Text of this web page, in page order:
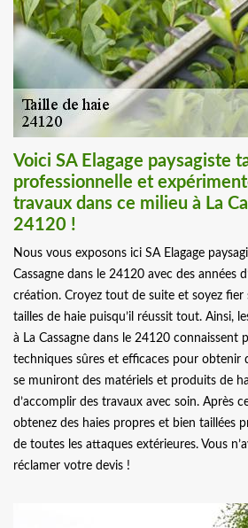
Voici SA Elagage paysagiste
professionnelle et
travaux dans ce milieu à La
24120 !
Nous vous exposons ici SA Elagage
Cassagne dans le 24120 avec des années
création. Croyez tout de suite et soyez
tailles de haie puisqu’il réussit tout. Ainsi,
à La Cassagne dans le 24120 connaissent
techniques sûres et efficaces pour obtenir
se muniront des matériels et produits de
d’accomplir des travaux avec soin. Après
obtenez des haies propres et bien taillées
de toutes les attaques extérieures. Vous
réclamer votre devis !